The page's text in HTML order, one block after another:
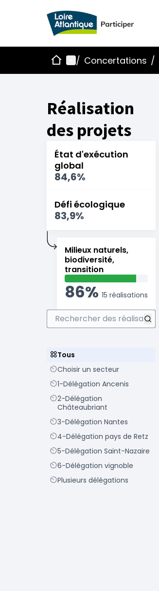
AccueilMenu principal
/ Concertations /
Réalisation
des projets
État d'exécution
global
84,6%
Défi écologique
83,9%
Milieux naturels,
biodiversité,
transition
86% 15 réalisations
Rechercher des réalisations
Scope
Tous
ScopeChoisir un secteur
Scope
1-Délégation Ancenis
Scope
2-Délégation
Châteaubriant
Scope3-Délégation Nantes
Scope4-Délégation pays de Retz
Scope5-Délégation Saint-Nazaire
Scope6-Délégation vignoble
ScopePlusieurs délégations